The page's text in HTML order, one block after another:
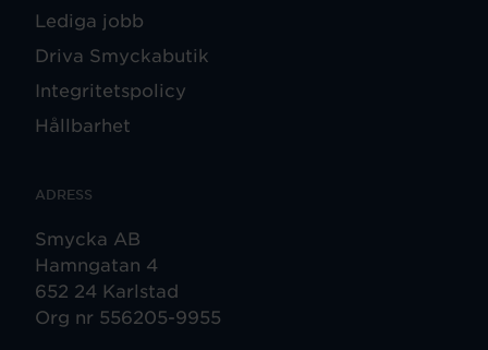
Lediga jobb
Driva Smyckabutik
Integritetspolicy
Hållbarhet
ADRESS
Smycka AB
Hamngatan 4
652 24 Karlstad
Org nr 556205-9955